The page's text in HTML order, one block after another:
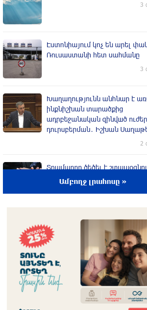
3
Էստոնիայում կոչ են արել
Ռուսաստանի հետ սահմանը
3
Խաղաղությունն անհնար է
ինքնիշխան տարածքից
ադրբեջանական զինվшծ
դուրսբերման․ Իշխան
2
Տղամարդը ծեծել է
բժշկին և վարորդին
Իրական խաղաղությանն
մեկ քայլը պետք է լիներ մեր
գերիների ազատ արձակումը
մեկ
Իրանի ԱԳ նախարարը հարևան
մահմեդական երկրներին
եղբայրության» կոչ է արել
Ամբողջ լրահոսը »